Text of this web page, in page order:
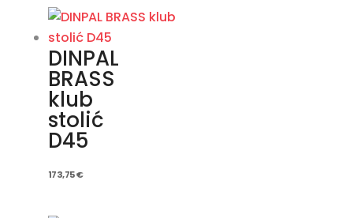
DINPAL
BRASS
klub
stolić
D45
173,75€